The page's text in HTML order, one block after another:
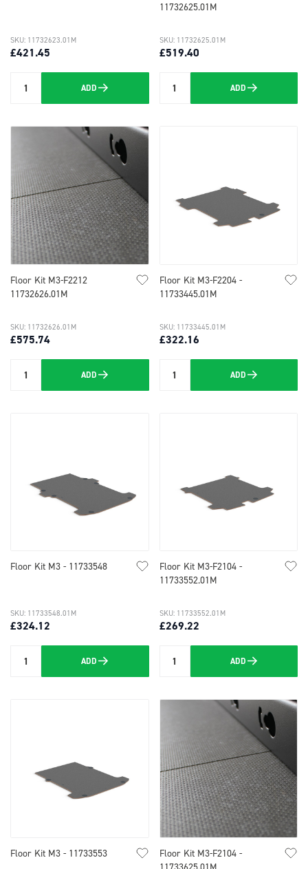
£421.45
SKU: 11732623.01M
Quantity ADD
11732625.01M
£519.40
SKU: 11732625.01M
Quantity ADD
Floor Kit M3-F2212
11732626.01M
£575.74
SKU: 11732626.01M
Quantity ADD
Floor Kit M3-F2204 -
11733445.01M
£322.16
SKU: 11733445.01M
Quantity ADD
Floor Kit M3 - 11733548
£324.12
SKU: 11733548.01M
Quantity ADD
Floor Kit M3-F2104 -
11733552.01M
£269.22
SKU: 11733552.01M
Quantity ADD
Floor Kit M3 - 11733553
Floor Kit M3-F2104 -
11733625.01M